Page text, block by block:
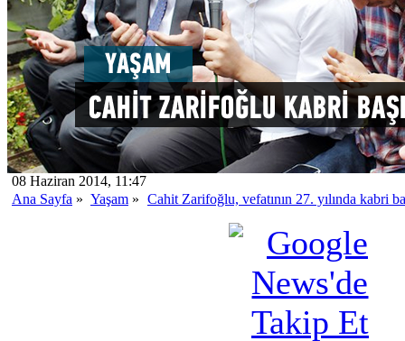
08 Haziran 2014, 11:47
Ana Sayfa » Yaşam » Cahit Zarifoğlu, vefatının 27. yılında kabri